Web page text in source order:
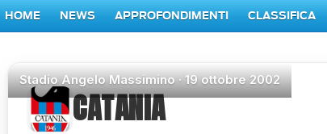
HOME NEWS APPROFONDIMENTI CLASSIFICA
StadioAngelo Massimino ·19 ottobre 2002
CATANIA